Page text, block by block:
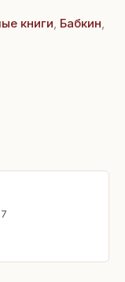
книги, Бабкин,